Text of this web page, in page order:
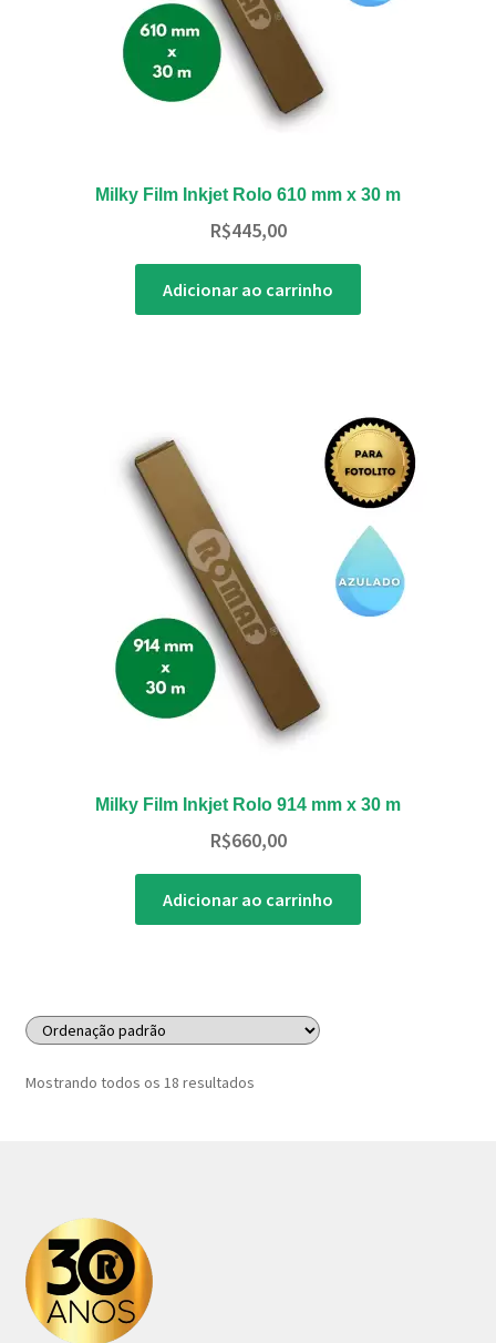
Milky Film Inkjet Rolo 610 mm x 30 m
R$445,00
Adicionar ao carrinho
Milky Film Inkjet Rolo 914 mm x 30 m
R$660,00
Adicionar ao carrinho
Mostrando todos os 18 resultados